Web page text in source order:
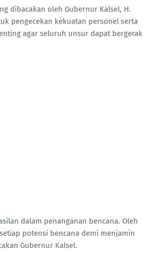
dibacakan oleh Gubernur Kalsel, H.
pengecekan kekuatan personel serta
agar seluruh unsur dapat bergerak
dalam penanganan bencana. Oleh
potensi bencana demi menjamin
Gubernur Kalsel.